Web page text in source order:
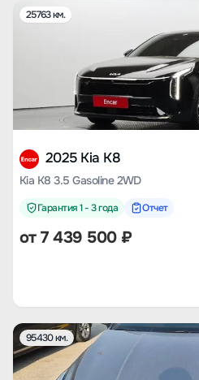
25763 км.
2025 Kia K8
Kia K8 3.5 Gasoline 2WD
Гарантия 1 - 3 года Отчет
от7 439 500₽
95430 км.